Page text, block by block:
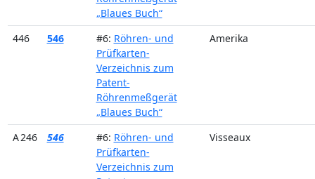
„Blaues Buch“
446 546 #6: Röhren- und
Prüfkarten-
Verzeichnis zum
Patent-
Röhrenmeßgerät
„Blaues Buch“
Amerika
A 246 546 #6: Röhren- und
Prüfkarten-
Verzeichnis zum
Visseaux